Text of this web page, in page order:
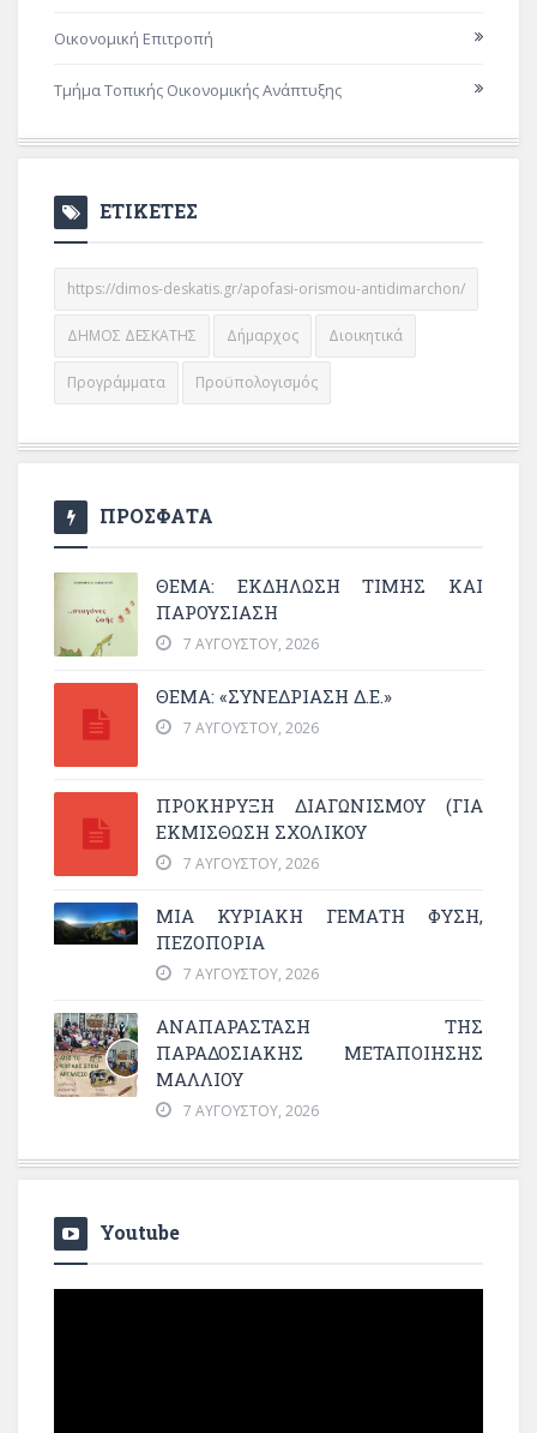
Οικονομική Επιτροπή
Τμήμα Τοπικής Οικονομικής Ανάπτυξης
ΕΤΙΚΕΤΕΣ
https://dimos-deskatis.gr/apofasi-orismou-antidimarchon/
ΔΗΜΟΣ ΔΕΣΚΑΤΗΣ Δήμαρχος Διοικητικά
Προγράμματα Προϋπολογισμός
ΠΡΟΣΦΑΤΑ
ΘΈΜΑ: ΕΚΔΉΛΩΣΗ ΤΙΜΉΣ ΚΑΙ
ΠΑΡΟΥΣΊΑΣΗ
7 ΑΥΓΟΎΣΤΟΥ, 2026
ΘΕΜΑ: «ΣΥΝΕΔΡΊΑΣΗ Δ.Ε.»
7 ΑΥΓΟΎΣΤΟΥ, 2026
ΠΡΟΚΗΡΥΞΗ ΔΙΑΓΩΝΙΣΜΟΥ (ΓΙΑ
ΕΚΜΊΣΘΩΣΗ ΣΧΟΛΙΚΟΎ
7 ΑΥΓΟΎΣΤΟΥ, 2026
ΜΙΑ ΚΥΡΙΑΚΉ ΓΕΜΆΤΗ ΦΎΣΗ,
ΠΕΖΟΠΟΡΊΑ
7 ΑΥΓΟΎΣΤΟΥ, 2026
ΑΝΑΠΑΡΆΣΤΑΣΗ ΤΗΣ
ΠΑΡΑΔΟΣΙΑΚΉΣ ΜΕΤΑΠΟΊΗΣΗΣ
ΜΑΛΛΙΟΎ
7 ΑΥΓΟΎΣΤΟΥ, 2026
Youtube